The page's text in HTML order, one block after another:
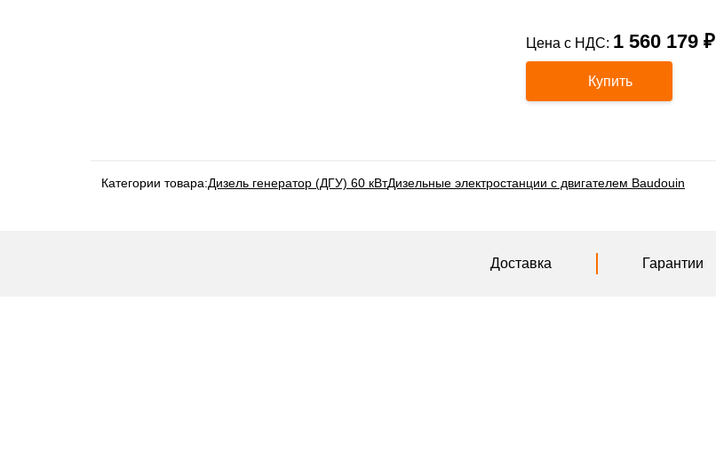
Цена с НДС: 1 560 179 ₽
Купить
Категории товара:Дизель генератор (ДГУ) 60 кВтДизельные электростанции с двигателем Baudouin
Доставка Гарантии